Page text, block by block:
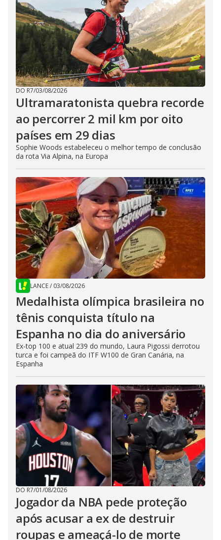
DO R7/03/08/2026
Ultramaratonista quebra recorde
ao percorrer 2 mil km por oito
países em 29 dias
Sophie Woods estabeleceu o melhor tempo de conclusão
da rota Via Alpina, na Europa
LANCE/ 03/08/2026
Medalhista olímpica brasileira no
tênis conquista título na
Espanha no dia do aniversário
Ex-top 100 e atual 239 do mundo, Laura Pigossi derrotou
turca e foi campeã do ITF W100 de Gran Canária, na
Espanha
DO R7/01/08/2026
Jogador da NBA pede proteção
após acusar a ex de destruir
roupas e ameaçá-lo de morte